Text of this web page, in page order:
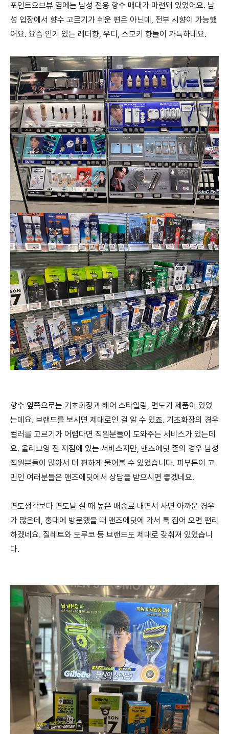
포인트오브뷰 옆에는 남성 전용 향수 매대가 마련돼 있었어요. 남
성 입장에서 향수 고르기가 쉬운 편은 아닌데, 전부 시향이 가능했
어요. 요즘 인기 있는 레더향, 우디, 스모키 향들이 가득하네요.
향수 옆쪽으로는 기초화장과 헤어 스타일링, 면도기 제품이 있었
는데요. 브랜드를 보시면 제대로인 걸 알 수 있죠. 기초화장의 경우
컬러를 고르기가 어렵다면 직원분들이 도와주는 서비스가 있는데
요. 올리브영 전 지점에 있는 서비스지만, 맨즈에딧 존의 경우 남성
직원분들이 많아서 더 편하게 물어볼 수 있었습니다. 피부톤이 고
민인 여러분들은 맨즈에딧에서 상담을 받으시면 좋겠네요.
면도생각보다 면도날 살 때 높은 배송료 내면서 사면 아까운 경우
가 많은데, 홍대에 방문했을 때 맨즈에딧에 가서 툭 집어 오면 편리
하겠네요. 질레트와 도루코 등 브랜드도 제대로 갖춰져 있었습니
다.